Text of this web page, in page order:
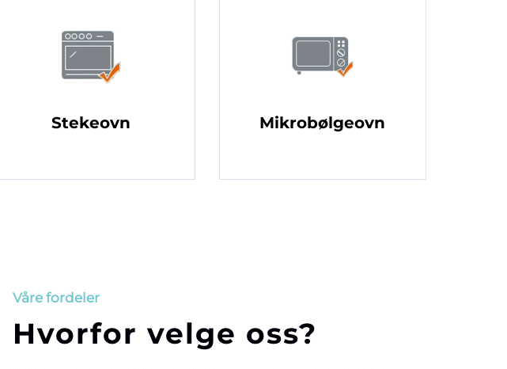
Stekeovn Mikrobølgeovn
Våre fordeler
Hvorfor velge oss?